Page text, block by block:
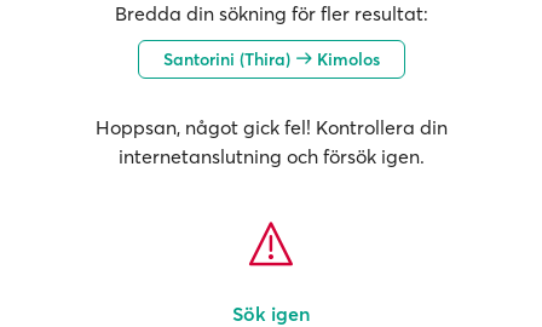
Bredda din sökning för fler resultat:
Santorini (Thira) Kimolos
Hoppsan, något gick fel! Kontrollera din
internetanslutning och försök igen.
Sök igen